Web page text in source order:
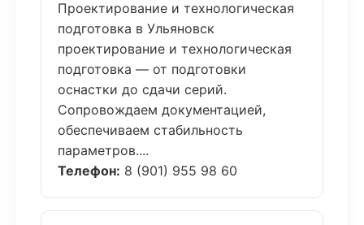
Проектирование и технологическая
подготовка в Ульяновск
проектирование и технологическая
подготовка — от подготовки
оснастки до сдачи серий.
Сопровождаем документацией,
обеспечиваем стабильность
параметров....
Телефон: 8 (901) 955 98 60